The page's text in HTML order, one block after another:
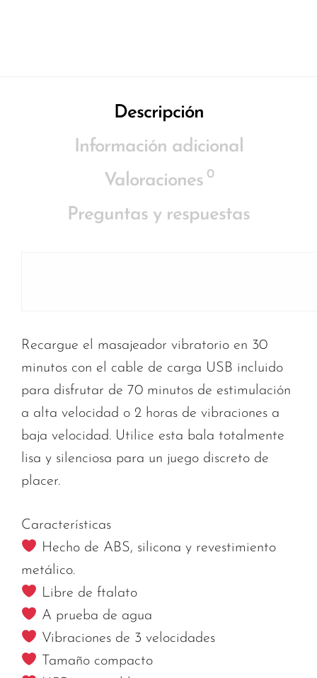
Descripción
Información adicional
Valoraciones 0
Preguntas y respuestas
Recargue el masajeador vibratorio en 30
minutos con el cable de carga USB incluido
para disfrutar de 70 minutos de estimulación
a alta velocidad o 2 horas de vibraciones a
baja velocidad. Utilice esta bala totalmente
lisa y silenciosa para un juego discreto de
placer.
Características
Hecho de ABS, silicona y revestimiento
metálico.
Libre de ftalato
A prueba de agua
Vibraciones de 3 velocidades
Tamaño compacto